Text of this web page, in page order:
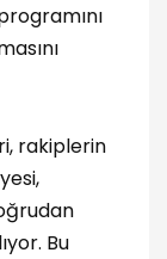
rakiplerin
Bu